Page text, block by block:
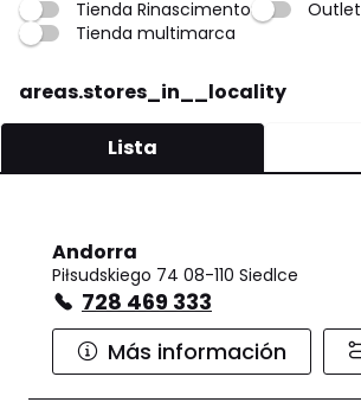
Tienda Rinascimento
Outlet
Tienda multimarca
areas.stores_in__locality
Lista
Andorra
Piłsudskiego 74 08-110 Siedlce
728 469 333
Más información